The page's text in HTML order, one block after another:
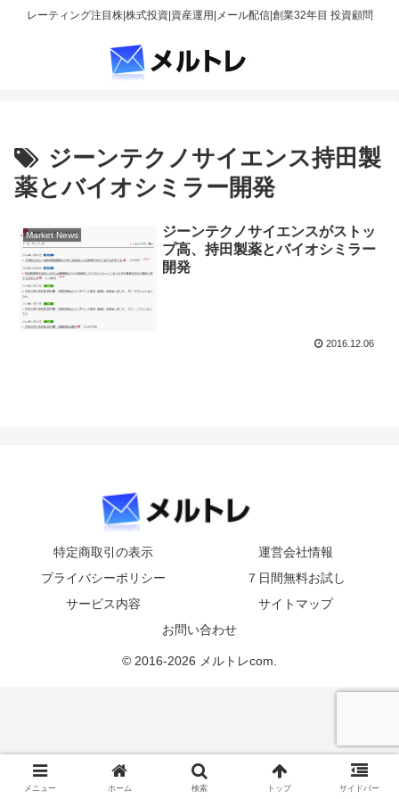
レーティング注目株|株式投資|資産運用|メール配信|創業32年目 投資顧問
ジーンテクノサイエンス持田製
薬とバイオシミラー開発
Market News
ジーンテクノサイエンスがストッ
プ高、持田製薬とバイオシミラー
開発
2016.12.06
特定商取引の表示
運営会社情報
プライバシーポリシー
７日間無料お試し
サービス内容
サイトマップ
お問い合わせ
© 2016-2026 メルトレcom.
メニュー ホーム 検索 トップ サイドバー